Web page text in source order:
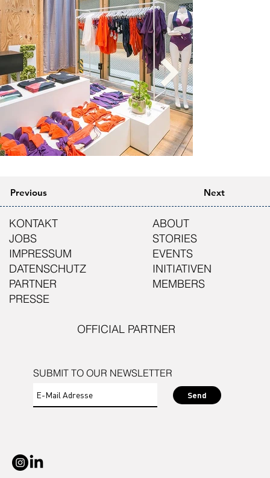
Previous Next
SUBMIT TO OUR NEWSLETTER
Send
KONTAKT
JOBS
IMPRESSUM
DATENSCHUTZ
PARTNER
PRESSE
ABOUT
STORIES
EVENTS
INITIATIVEN
MEMBERS
OFFICIAL PARTNER